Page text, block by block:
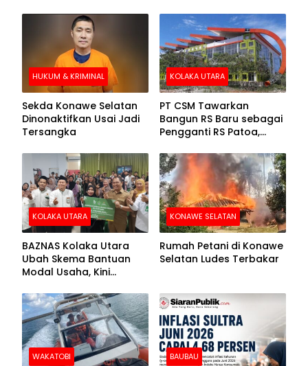
HUKUM & KRIMINAL
Sekda Konawe Selatan
Dinonaktifkan Usai Jadi
Tersangka
KOLAKA UTARA
PT CSM Tawarkan
Bangun RS Baru sebagai
Pengganti RS Patoa,
Kolut
KOLAKA UTARA
BAZNAS Kolaka Utara
Ubah Skema Bantuan
Modal Usaha, Kini
Barang Senilai Rp419,5
Juta
KONAWE SELATAN
Rumah Petani di Konawe
Selatan Ludes Terbakar
WAKATOBI BAUBAU